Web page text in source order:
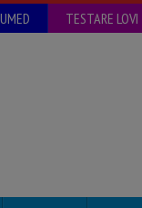
TESTARE LOVI